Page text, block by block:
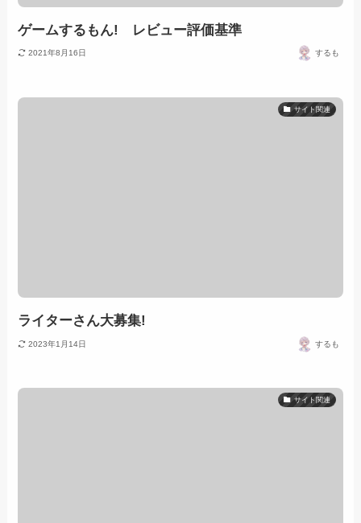
ゲームするもん! レビュー評価基準
2021年8月16日 するも
サイト関連
ライターさん大募集!
2023年1月14日 するも
サイト関連